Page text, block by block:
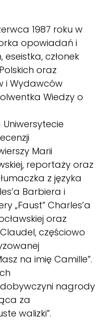
1987 roku w
opowiadań i
członek
oraz
i Wydawców
Wiedzy o
Marii
reportaży oraz
z języka
Barbiera i
„Faust” Charles’a
oraz
częściowo
na imię Camille”.
nagrody
za
walizki”.